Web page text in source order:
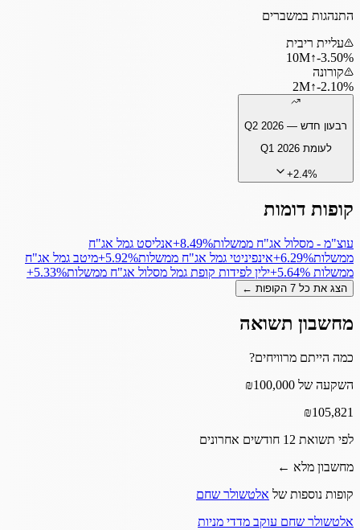
התנהגות במשברים
עליית ריבית
‎-3.50%
↑
10M
קורונה
‎-2.10%
↑
2M
רבעון חדש — Q2 2026
לעומתQ1 2026
+2.4%
קופות דומות
עוצ"מ - מסלול אג"ח ממשלות‎+8.49%אנליסט גמל אג"ח
ממשלות‎+6.29%אינפיניטי גמל אג"ח ממשלות‎+5.92%מיטב גמל אג"ח
ממשלות ‎+5.64%ילין לפידות קופת גמל מסלול אג"ח ממשלות‎+5.33%
הצג את כל 7 הקופות ←
מחשבון תשואה
כמה הייתם מרוויחים?
השקעה של ₪100,000
₪105,821
לפי תשואת 12 חודשים אחרונים
מחשבון מלא ←
קופות נוספות של אלטשולר שחם
אלטשולר שחם עוקב מדדי מניות